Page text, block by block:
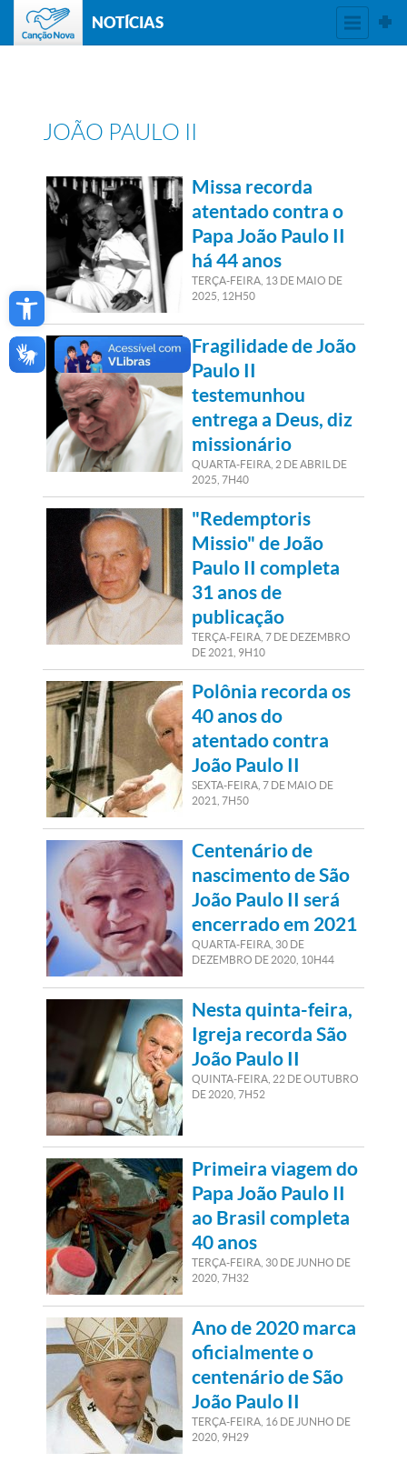
Open toolbar
NOTÍCIAS
JOÃO PAULO II
Missa recorda
atentado contra o
Papa João Paulo II
há 44 anos
TERÇA-FEIRA, 13DEMAIO DE
2025, 12H50
Fragilidade de João
Paulo II
testemunhou
entrega a Deus, diz
missionário
QUARTA-FEIRA, 2 DEABRIL DE
2025, 7H40
"Redemptoris
Missio" de João
Paulo II completa
31 anos de
publicação
TERÇA-FEIRA, 7DEDEZEMBRO
DE2021, 9H10
Polônia recorda os
40 anos do
atentado contra
João Paulo II
SEXTA-FEIRA, 7DEMAIO DE
2021, 7H50
Centenário de
nascimento de São
João Paulo II será
encerrado em 2021
QUARTA-FEIRA, 30DE
DEZEMBRO DE2020, 10H44
Nesta quinta-feira,
Igreja recorda São
João Paulo II
QUINTA-FEIRA, 22 DEOUTUBRO
DE2020, 7H52
Primeira viagem do
Papa João Paulo II
ao Brasil completa
40 anos
TERÇA-FEIRA, 30DEJUNHO DE
2020, 7H32
Ano de 2020 marca
oficialmente o
centenário de São
João Paulo II
TERÇA-FEIRA, 16DEJUNHO DE
2020, 9H29